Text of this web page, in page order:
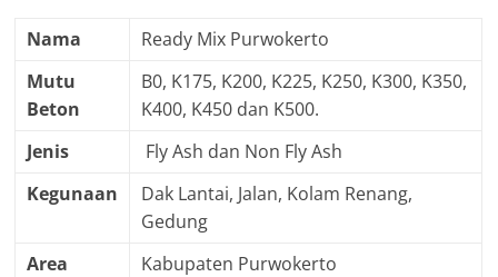
Nama
Ready Mix Purwokerto
Mutu
Beton
B0, K175, K200, K225, K250, K300, K350,
K400, K450 dan K500.
Jenis
Fly Ash dan Non Fly Ash
Kegunaan
Dak Lantai, Jalan, Kolam Renang,
Gedung
Area
Kabupaten Purwokerto